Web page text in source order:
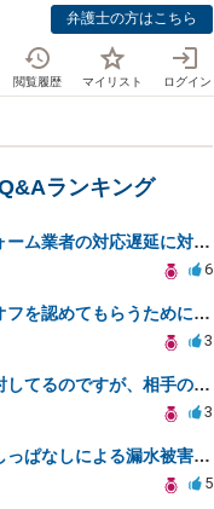
弁護士の方はこちら
閲覧履歴 マイリスト ログイン
ランキング
トイレリフォーム業者の対応遅延に対する法的措置相談
6
クーリングオフを認めてもらうために少額訴訟できるのでしょうか。
3
少額訟訴検討してるのですが、相手の住所がわからない
3
上階の水出しっぱなしによる漏水被害、130万円の回収方法を相談したい
5